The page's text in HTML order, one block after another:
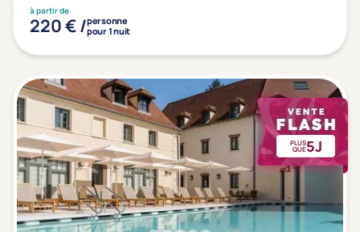
à partir de
220 € /personne
pour 1 nuit
PLUS
QUE5J